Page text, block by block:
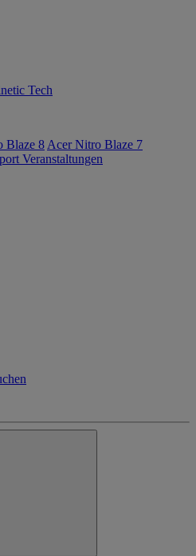
Tech
Blaze 8 Acer Nitro Blaze 7
Veranstaltungen